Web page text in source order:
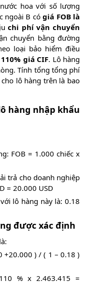
hoa với số lượng
ngoài B cógiá FOB là
chi phí vận chuyển
chuyển bằng đường
loại bảo hiểm điều
giá CIF. Lô hàng
Tính tổng tổng phí
lô hàng trên là bao
hàng nhập khẩu
FOB = 1.000 chiếc x
trả cho doanh nghiệp
= 20.000 USD
lô hàng này là: 0.18
được xác định
+20.000 ) / ( 1 – 0.18 )
% x 2.463.415 =